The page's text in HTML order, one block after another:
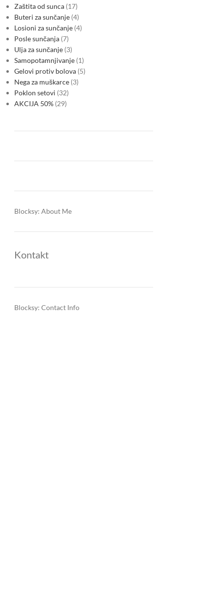
Zaštita od sunca 17
Buteri za sunčanje 4
Losioni za sunčanje 4
Posle sunčanja 7
Ulja za sunčanje 3
Samopotamnjivanje 1
Gelovi protiv bolova 5
Nega za muškarce 3
Poklon setovi 32
AKCIJA 50% 29
Blocksy: About Me
Kontakt
Blocksy: Contact Info